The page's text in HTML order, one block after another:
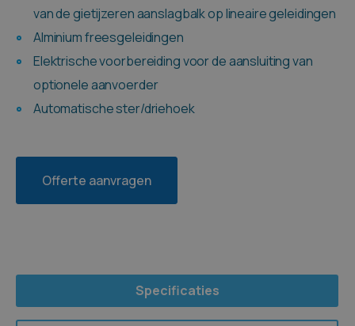
van de gietijzeren aanslagbalk op lineaire geleidingen
Alminium freesgeleidingen
Elektrische voorbereiding voor de aansluiting van
optionele aanvoerder
Automatische ster/driehoek
Offerte aanvragen
Specificaties